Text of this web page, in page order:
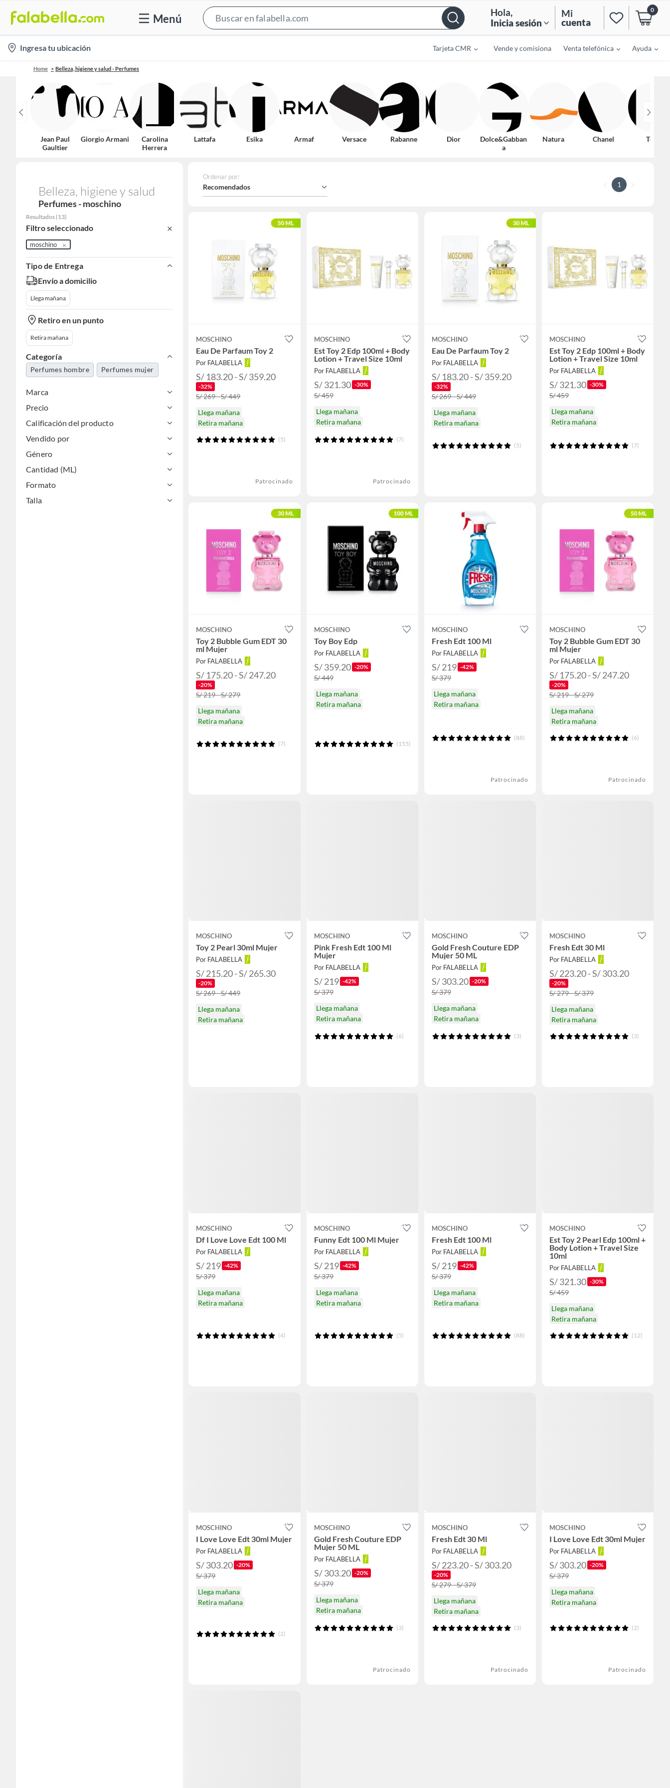
Menú
Bar
Hola,
Inicia sesión
Mi
cuenta
0
location-
icon
Ingresa tu ubicación Tarjeta CMR Vende y comisiona Venta telefónica Ayuda
Home Belleza, higiene y salud - Perfumes
Jean Paul
Gaultier
Giorgio Armani
Carolina
Herrera
Lattafa Esika Armaf Versace Rabanne Dior
Dolce&Gabban
a
Natura Chanel Tous
Belleza, higiene y salud
Perfumes - moschino
Resultados (13)
Filtro seleccionado
moschino
Tipo de Entrega
Envío a domicilio
Llega mañana
Retiro en un punto
Retira mañana
Categoría
Perfumes hombre Perfumes mujer
Marca
Precio
Calificación del producto
Vendido por
Género
Cantidad (ML)
Formato
Talla
Ordenar por:
Recomendados 1
MOSCHINO
Eau De Parfaum Toy 2
Por FALABELLA
S/ 183.20 - S/ 359.20
-32%
S/ 269 - S/ 449
Llega mañana
Retira mañana
(5)
Patrocinado
MOSCHINO
Est Toy 2 Edp 100ml + Body
Lotion + Travel Size 10ml
Por FALABELLA
S/ 321.30 -30%
S/ 459
Llega mañana
Retira mañana
(7)
Patrocinado
MOSCHINO
Eau De Parfaum Toy 2
Por FALABELLA
S/ 183.20 - S/ 359.20
-32%
S/ 269 - S/ 449
Llega mañana
Retira mañana
(5)
MOSCHINO
Est Toy 2 Edp 100ml + Body
Lotion + Travel Size 10ml
Por FALABELLA
S/ 321.30 -30%
S/ 459
Llega mañana
Retira mañana
(7)
MOSCHINO
Toy 2 Bubble Gum EDT 30
ml Mujer
Por FALABELLA
S/ 175.20 - S/ 247.20
-20%
S/ 219 - S/ 279
Llega mañana
Retira mañana
(7)
MOSCHINO
Toy Boy Edp
Por FALABELLA
S/ 359.20 -20%
S/ 449
Llega mañana
Retira mañana
(155)
MOSCHINO
Fresh Edt 100 Ml
Por FALABELLA
S/ 219 -42%
S/ 379
Llega mañana
Retira mañana
(88)
Patrocinado
MOSCHINO
Toy 2 Bubble Gum EDT 30
ml Mujer
Por FALABELLA
S/ 175.20 - S/ 247.20
-20%
S/ 219 - S/ 279
Llega mañana
Retira mañana
(6)
Patrocinado
MOSCHINO
Toy 2 Pearl 30ml Mujer
Por FALABELLA
S/ 215.20 - S/ 265.30
-20%
S/ 269 - S/ 449
Llega mañana
Retira mañana
MOSCHINO
Pink Fresh Edt 100 Ml
Mujer
Por FALABELLA
S/ 219 -42%
S/ 379
Llega mañana
Retira mañana
(6)
MOSCHINO
Gold Fresh Couture EDP
Mujer 50 ML
Por FALABELLA
S/ 303.20 -20%
S/ 379
Llega mañana
Retira mañana
(3)
MOSCHINO
Fresh Edt 30 Ml
Por FALABELLA
S/ 223.20 - S/ 303.20
-20%
S/ 279 - S/ 379
Llega mañana
Retira mañana
(3)
MOSCHINO
Df I Love Love Edt 100 Ml
Por FALABELLA
S/ 219 -42%
S/ 379
Llega mañana
Retira mañana
(4)
MOSCHINO
Funny Edt 100 Ml Mujer
Por FALABELLA
S/ 219 -42%
S/ 379
Llega mañana
Retira mañana
(5)
MOSCHINO
Fresh Edt 100 Ml
Por FALABELLA
S/ 219 -42%
S/ 379
Llega mañana
Retira mañana
(88)
MOSCHINO
Est Toy 2 Pearl Edp 100ml +
Body Lotion + Travel Size
10ml
Por FALABELLA
S/ 321.30 -30%
S/ 459
Llega mañana
Retira mañana
(12)
MOSCHINO
I Love Love Edt 30ml Mujer
Por FALABELLA
S/ 303.20 -20%
S/ 379
Llega mañana
Retira mañana
(2)
MOSCHINO
Gold Fresh Couture EDP
Mujer 50 ML
Por FALABELLA
S/ 303.20 -20%
S/ 379
Llega mañana
Retira mañana
(3)
Patrocinado
MOSCHINO
Fresh Edt 30 Ml
Por FALABELLA
S/ 223.20 - S/ 303.20
-20%
S/ 279 - S/ 379
Llega mañana
Retira mañana
(3)
Patrocinado
MOSCHINO
I Love Love Edt 30ml Mujer
Por FALABELLA
S/ 303.20 -20%
S/ 379
Llega mañana
Retira mañana
(2)
Patrocinado